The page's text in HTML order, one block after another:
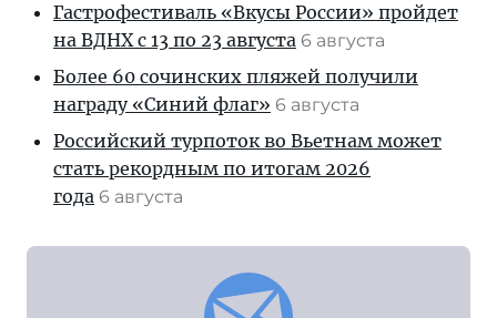
Гастрофестиваль «Вкусы России» пройдет
на ВДНХ с 13 по 23 августа 6 августа
Более 60 сочинских пляжей получили
награду «Синий флаг» 6 августа
Российский турпоток во Вьетнам может
стать рекордным по итогам 2026
года 6 августа